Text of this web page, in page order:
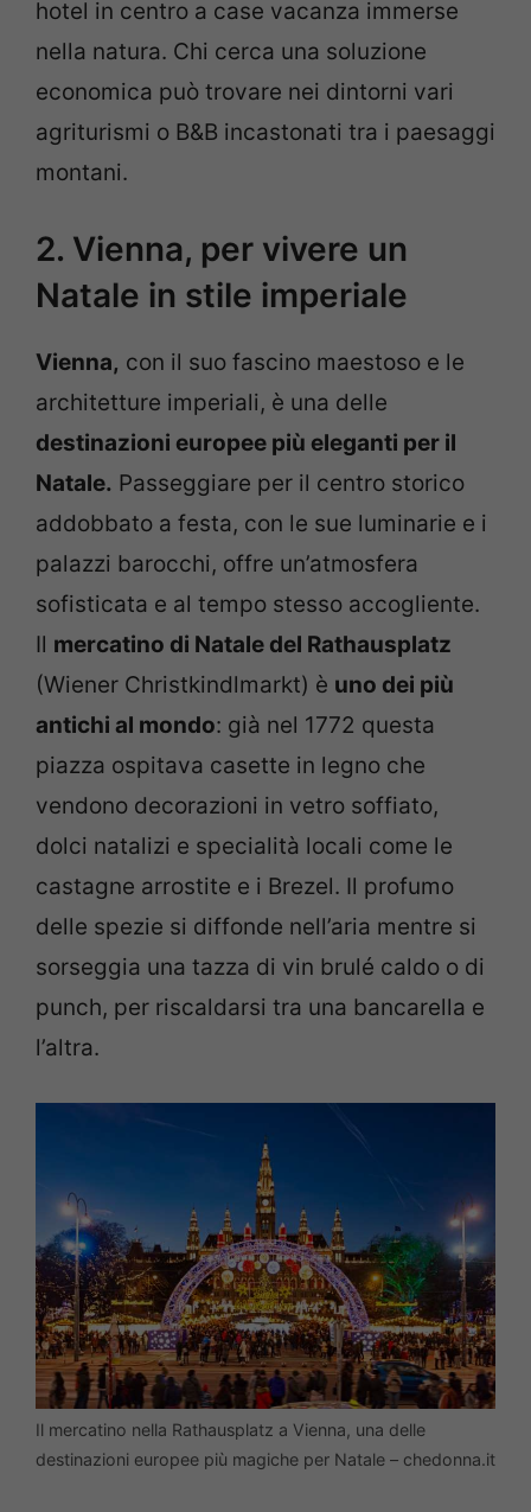
hotel in centro a case vacanza immerse
nella natura. Chi cerca una soluzione
economica può trovare nei dintorni vari
agriturismi o B&B incastonati tra i paesaggi
montani.
2. Vienna, per vivere un
Natale in stile imperiale
Vienna, con il suo fascino maestoso e le
architetture imperiali, è una delle
destinazioni europee più eleganti per il
Natale. Passeggiare per il centro storico
addobbato a festa, con le sue luminarie e i
palazzi barocchi, offre un’atmosfera
sofisticata e al tempo stesso accogliente.
Il mercatino di Natale del Rathausplatz
(Wiener Christkindlmarkt) è uno dei più
antichi al mondo: già nel 1772 questa
piazza ospitava casette in legno che
vendono decorazioni in vetro soffiato,
dolci natalizi e specialità locali come le
castagne arrostite e i Brezel. Il profumo
delle spezie si diffonde nell’aria mentre si
sorseggia una tazza di vin brulé caldo o di
punch, per riscaldarsi tra una bancarella e
l’altra.
Il mercatino nella Rathausplatz a Vienna, una delle
destinazioni europee più magiche per Natale – chedonna.it